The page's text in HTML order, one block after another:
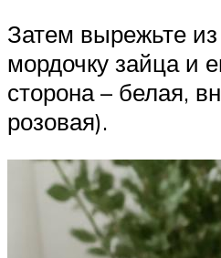
Затем вырежьте
мордочку зайца и
сторона – белая,
розовая).